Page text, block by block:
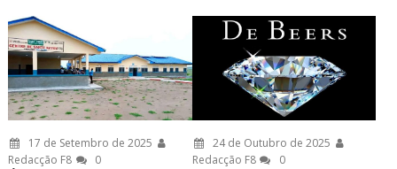
17 de Setembro de 2025
Redacção F8
0
24 de Outubro de 2025
Redacção F8
0